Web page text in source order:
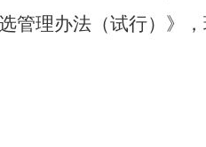
理办法（试行）》，